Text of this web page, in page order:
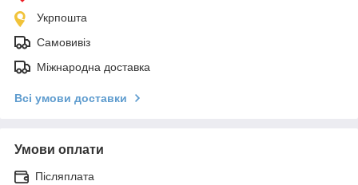
Укрпошта
Самовивіз
Міжнародна доставка
Всі умови доставки
Умови оплати
Післяплата